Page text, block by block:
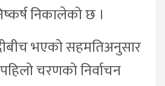
निकालेको छ ।
भएको सहमतिअनुसार
चरणको निर्वाचन